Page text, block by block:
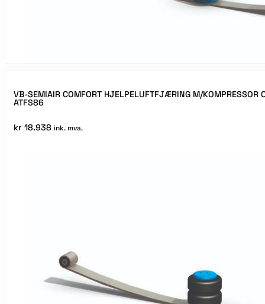
VB-SEMIAIR COMFORT HJELPELUFTFJÆRING M/KOMPRESSOR
ATFS86
kr 18.938 ink. mva.